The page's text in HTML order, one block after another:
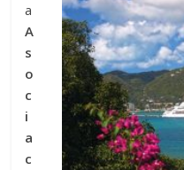
a
A
s
o
c
i
a
c